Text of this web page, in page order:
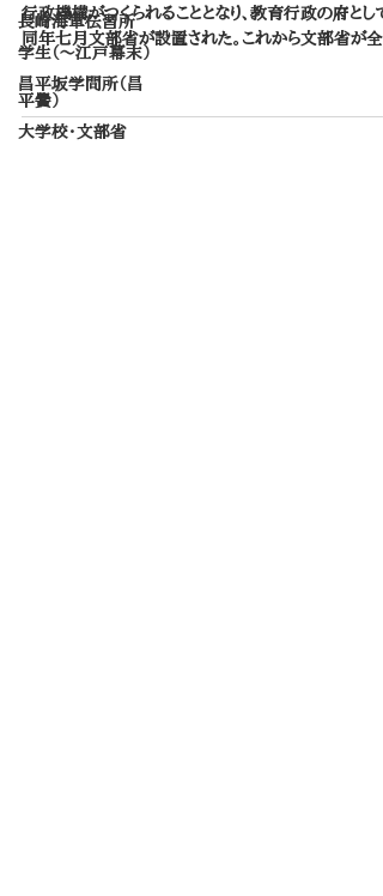
長崎海軍伝習所
学生（～江戸幕末）
昌平坂学問所（昌
平黌）
大学校・文部省
行政機構がつくられることとなり、教育行政の府として
同年七月文部省が設置された。これから文部省が全
の諸学校をすべて統轄する制度となった。 文部省の
官としては初めに江藤新平が文部大輔となったが、間
なく大木喬任が文部卿となり、...